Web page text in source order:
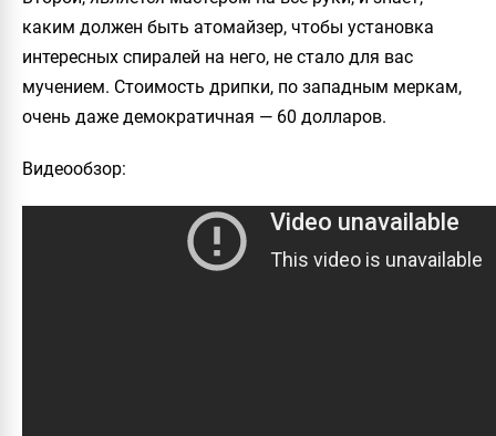
каким должен быть атомайзер, чтобы установка
интересных спиралей на него, не стало для вас
мучением. Стоимость дрипки, по западным меркам,
очень даже демократичная — 60 долларов.
Видеообзор: